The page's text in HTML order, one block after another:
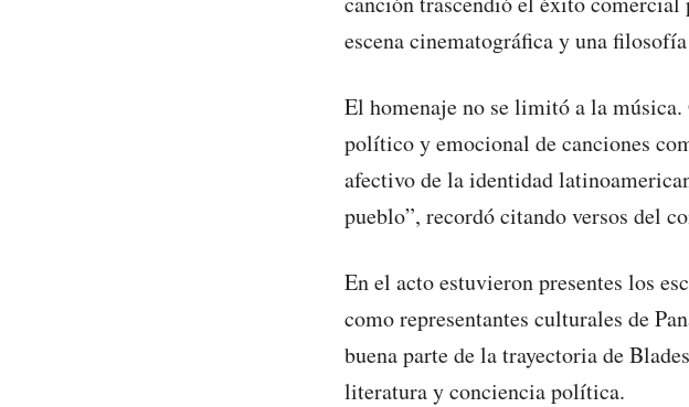
escena cinematográfica y una
El homenaje no se limitó a la
político y emocional de canciones
afectivo de la identidad
pueblo”, recordó citando versos del
En el acto estuvieron presentes los
como representantes culturales de
buena parte de la trayectoria de
literatura y conciencia política.